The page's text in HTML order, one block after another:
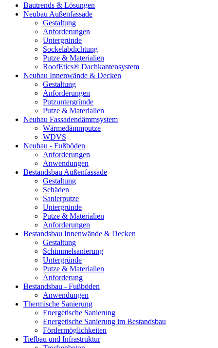
Bautrends & Lösungen
Neubau Außenfassade
Gestaltung
Anforderungen
Untergründe
Sockelabdichtung
Putze & Materialien
RoofEtics® Dachkantensystem
Neubau Innenwände & Decken
Gestaltung
Anforderungen
Putzuntergründe
Putze & Materialien
Neubau Fassadendämmsystem
Wärmedämmputze
WDVS
Neubau - Fußböden
Anforderungen
Anwendungen
Bestandsbau Außenfassade
Gestaltung
Schäden
Sanierputze
Untergründe
Putze & Materialien
Anforderungen
Bestandsbau Innenwände & Decken
Gestaltung
Schimmelsanierung
Untergründe
Putze & Materialien
Anforderung
Bestandsbau - Fußböden
Anwendungen
Thermische Sanierung
Energetische Sanierung
Energetische Sanierung im Bestandsbau
Fördermöglichkeiten
Tiefbau und Infrastruktur